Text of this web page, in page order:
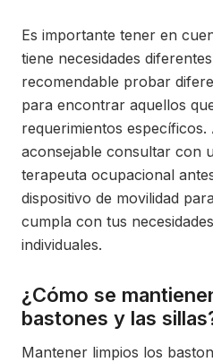
Es importante tener en
tiene necesidades
recomendable probar
para encontrar aquellos
requerimientos específicos.
aconsejable consultar con
terapeuta ocupacional
dispositivo de movilidad
cumpla con tus
individuales.
¿Cómo se
bastones y las
Mantener limpios los